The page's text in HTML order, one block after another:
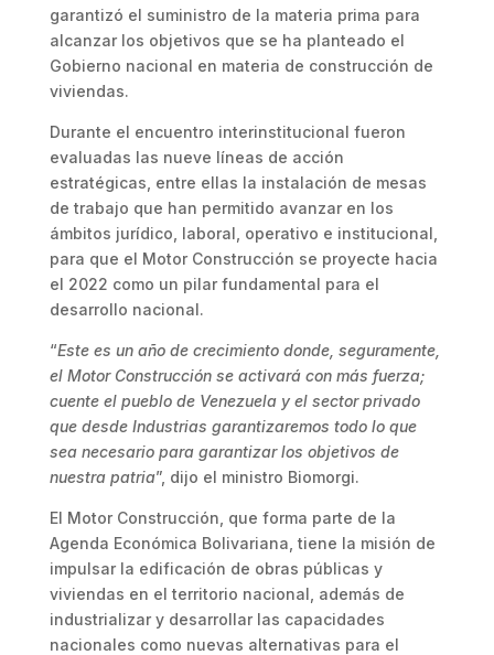
garantizó el suministro de la materia prima para
alcanzar los objetivos que se ha planteado el
Gobierno nacional en materia de construcción de
viviendas.
Durante el encuentro interinstitucional fueron
evaluadas las nueve líneas de acción
estratégicas, entre ellas la instalación de mesas
de trabajo que han permitido avanzar en los
ámbitos jurídico, laboral, operativo e institucional,
para que el Motor Construcción se proyecte hacia
el 2022 como un pilar fundamental para el
desarrollo nacional.
“Este es un año de crecimiento donde, seguramente,
el Motor Construcción se activará con más fuerza;
cuente el pueblo de Venezuela y el sector privado
que desde Industrias garantizaremos todo lo que
sea necesario para garantizar los objetivos de
nuestra patria”, dijo el ministro Biomorgi.
El Motor Construcción, que forma parte de la
Agenda Económica Bolivariana, tiene la misión de
impulsar la edificación de obras públicas y
viviendas en el territorio nacional, además de
industrializar y desarrollar las capacidades
nacionales como nuevas alternativas para el